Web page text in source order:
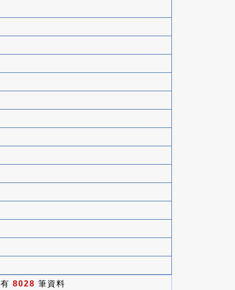
8028 筆資料